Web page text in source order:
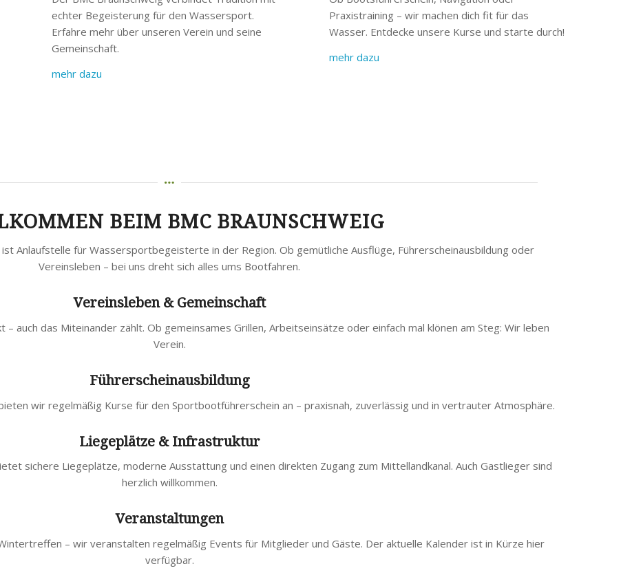
echter Begeisterung für den Wassersport.
Erfahre mehr über unseren Verein und seine
Gemeinschaft.
mehr dazu
Praxistraining – wir machen dich fit für das
Wasser. Entdecke unsere Kurse und starte durch!
mehr dazu
BEIM BMC BRAUNSCHWEIG
Anlaufstelle für Wassersportbegeisterte in der Region. Ob gemütliche Ausflüge, Führerscheinausbildung oder
Vereinsleben – bei uns dreht sich alles ums Bootfahren.
Vereinsleben & Gemeinschaft
auch das Miteinander zählt. Ob gemeinsames Grillen, Arbeitseinsätze oder einfach mal klönen am Steg: Wir leben
Verein.
Führerscheinausbildung
wir regelmäßig Kurse für den Sportbootführerschein an – praxisnah, zuverlässig und in vertrauter Atmosphäre.
Liegeplätze & Infrastruktur
sichere Liegeplätze, moderne Ausstattung und einen direkten Zugang zum Mittellandkanal. Auch Gastlieger sind
herzlich willkommen.
Veranstaltungen
– wir veranstalten regelmäßig Events für Mitglieder und Gäste. Der aktuelle Kalender ist in Kürze hier
verfügbar.